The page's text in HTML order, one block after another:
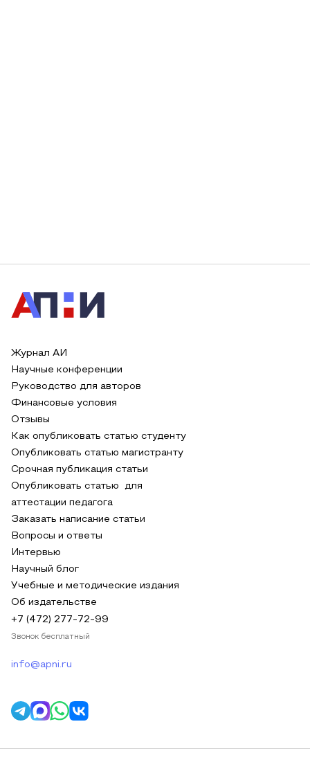
Журнал АИ
Научные конференции
Руководство для авторов
Финансовые условия
Отзывы
Как опубликовать статью студенту
Опубликовать статью магистранту
Срочная публикация статьи
Опубликовать статью для
аттестации педагога
Заказать написание статьи
Вопросы и ответы
Интервью
Научный блог
Учебные и методические издания
Об издательстве
+7 (472) 277-72-99
Звонок бесплатный
info@apni.ru